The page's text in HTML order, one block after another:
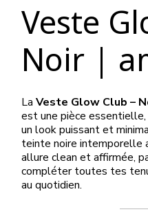
Veste
Noir |
LaVeste Glow Club –
est une pièce
un look puissant et
teinte noire intemporelle
allure clean et affirmée,
compléter toutes tes
au quotidien.